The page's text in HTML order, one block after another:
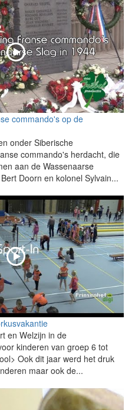
commando's op de
onder Siberische
commando's herdacht, die
aan de Wassenaarse
Doorn en kolonel Sylvain...
en Welzijn in de
kinderen van groep 6 tot
Ook dit jaar werd het druk
maar ook de...